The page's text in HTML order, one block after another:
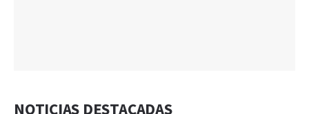
NOTICIAS DESTACADAS